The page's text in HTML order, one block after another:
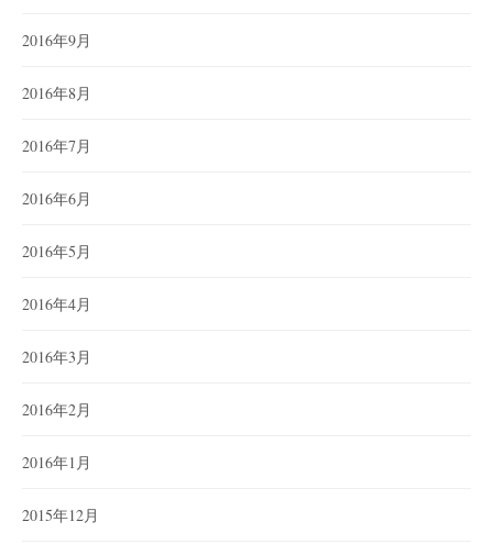
2016年9月
2016年8月
2016年7月
2016年6月
2016年5月
2016年4月
2016年3月
2016年2月
2016年1月
2015年12月